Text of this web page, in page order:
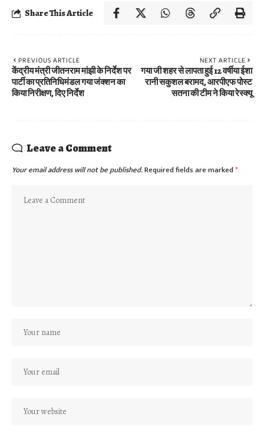
Share This Article
PREVIOUS ARTICLE
केंद्रीय मंत्री जीतनराम मांझी के निर्देश पर
पार्टी का प्रतिनिधिमंडल गया जंक्शन का
किया निरीक्षण, दिए निर्देश
NEXT ARTICLE
गया जी शहर से लापता हुई 12 वर्षीया ईशा
रानी सकुशल बरामद, आरपीएफ पोस्ट
सतना की टीम ने किया रेस्क्यू
Leave a Comment
Your email address will not be published.Required fields are marked*